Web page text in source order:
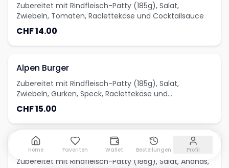
Zubereitet mit Rindfleisch-Patty (185g), Salat,
Zwiebeln, Tomaten, Raclettekäse und Cocktailsauce
CHF 14.00
Alpen Burger
Zubereitet mit Rindfleisch-Patty (185g), Salat,
Zwiebeln, Gurken, Speck, Raclettekäse und
Cocktailsauce
CHF 15.00
Hawaii Burger
Zubereitet mit Rindfleisch-Patty (185g), Salat, Ananas,
Home Favoriten Wallet Bestellungen Profil